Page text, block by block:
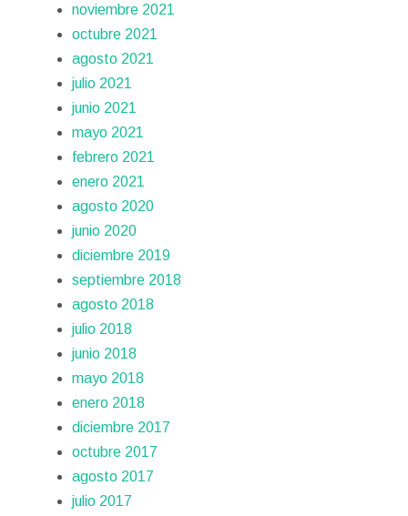
noviembre 2021
octubre 2021
agosto 2021
julio 2021
junio 2021
mayo 2021
febrero 2021
enero 2021
agosto 2020
junio 2020
diciembre 2019
septiembre 2018
agosto 2018
julio 2018
junio 2018
mayo 2018
enero 2018
diciembre 2017
octubre 2017
agosto 2017
julio 2017